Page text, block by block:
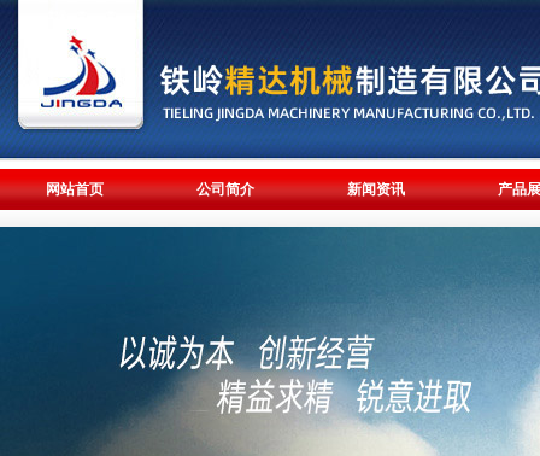
网站首页 公司简介 新闻资讯 产品